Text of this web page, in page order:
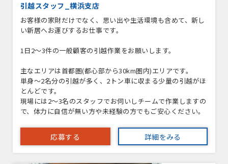
引越スタッフ_横浜支店
お客様の家財だけでなく、思い出や生活環境も含めて、新し
い新居へお運びするお仕事です。
1日2〜3件の一般顧客の引越作業をお願いします。
主なエリアは首都圏(都心部から30km圏内)エリアです。
単身〜2名分の引越が多く、2トン車に収まる少量の引越がほ
とんどです。
現場には2～3名のスタッフでお伺いしチームで作業しますの
で、体力に自信が無い方や未経験の方でもご安心ください。
応募する 詳細をみる